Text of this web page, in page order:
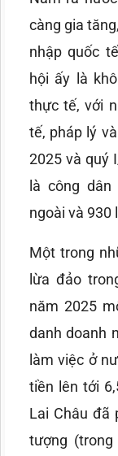
càng gia
nhập quốc
hội ấy là
thực tế, với
tế, pháp lý
2025 và quý
là công
ngoài và 930
Một trong
lừa đảo
năm 2025
danh doanh
làm việc ở
tiền lên tới
Lai Châu đã
tượng